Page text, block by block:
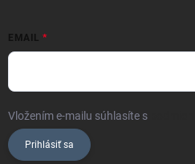
EMAIL
Vložením e-mailu súhlasíte s
Prihlásiť sa